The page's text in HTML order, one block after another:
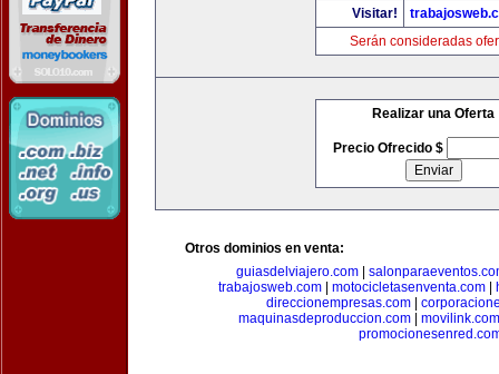
Visitar!
Serán consideradas
Realizar una Oferta
Precio Ofrecido $
Otros dominios en venta:
guiasdelviajero.com|
trabajosweb.com| motocicletasenventa.com|
direccionempresas.com|
maquinasdeproduccion.com
movilink.com